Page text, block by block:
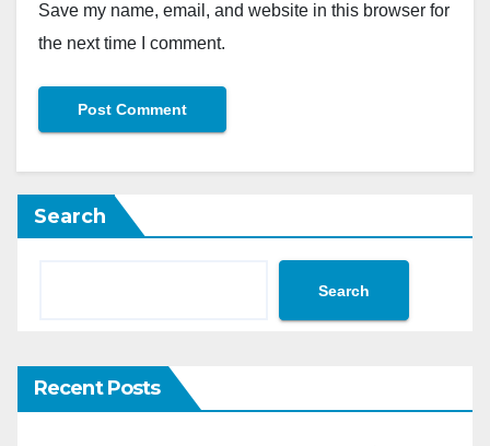
Save my name, email, and website in this browser for
the next time I comment.
Search
Search
Recent Posts